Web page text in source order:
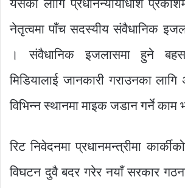
यसका लागि प्रधानन्यायाधीश
नेतृत्वमा पाँच सदस्यीय संवैधानिक
। संवैधानिक इजलासमा हुने बहस
मिडियालाई जानकारी गराउनका
विभिन्न स्थानमा माइक जडान गर्ने काम
रिट निवेदनमा प्रधानमन्त्रीमा
विघटन दुवै बदर गरेर नयाँ सरकार